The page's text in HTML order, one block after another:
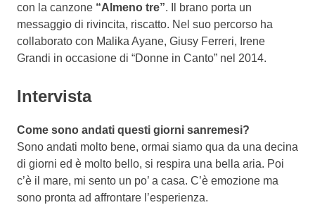
con la canzone “Almeno tre”. Il brano porta un
messaggio di rivincita, riscatto. Nel suo percorso ha
collaborato con Malika Ayane, Giusy Ferreri, Irene
Grandi in occasione di “Donne in Canto” nel 2014.
Intervista
Come sono andati questi giorni sanremesi?
Sono andati molto bene, ormai siamo qua da una decina
di giorni ed è molto bello, si respira una bella aria. Poi
c’è il mare, mi sento un po’ a casa. C’è emozione ma
sono pronta ad affrontare l’esperienza.